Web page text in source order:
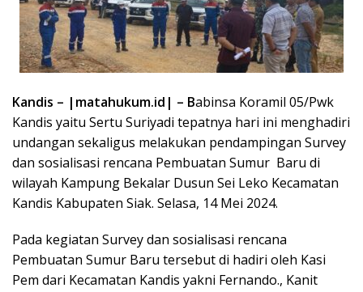
Kandis – |matahukum.id| – Babinsa Koramil 05/Pwk
Kandis yaitu Sertu Suriyadi tepatnya hari ini menghadiri
undangan sekaligus melakukan pendampingan Survey
dan sosialisasi rencana Pembuatan Sumur Baru di
wilayah Kampung Bekalar Dusun Sei Leko Kecamatan
Kandis Kabupaten Siak. Selasa, 14 Mei 2024.
Pada kegiatan Survey dan sosialisasi rencana
Pembuatan Sumur Baru tersebut di hadiri oleh Kasi
Pem dari Kecamatan Kandis yakni Fernando., Kanit